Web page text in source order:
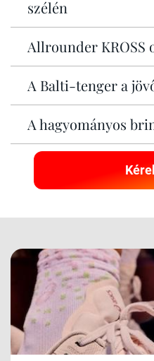
szélén
Allrounder KROSS
A Balti-tenger a
A hagyományos